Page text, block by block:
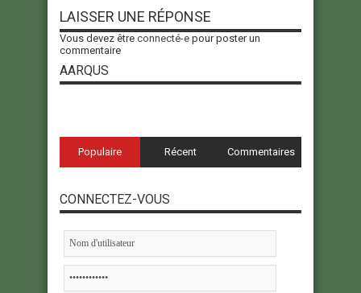
LAISSER UNE RÉPONSE
Vous devez être connecté-e pour poster un
commentaire
AARQUS
Populaire Récent Commentaires
CONNECTEZ-VOUS